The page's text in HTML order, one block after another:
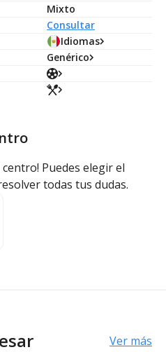
Mixto
Consultar
Idiomas
Genérico
Puedes elegir el
todas tus dudas.
Ver más